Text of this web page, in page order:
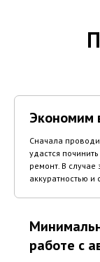
Экономим
Сначала
удастся
ремонт. В случае
аккуратностью
работе с